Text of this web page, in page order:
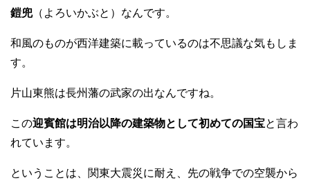
鎧兜（よろいかぶと）なんです。
和風のものが西洋建築に載っているのは不思議な気もしま
す。
片山東熊は長州藩の武家の出なんですね。
この迎賓館は明治以降の建築物として初めての国宝と言わ
れています。
ということは、関東大震災に耐え、先の戦争での空襲から